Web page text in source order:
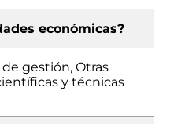
económicas?
gestión, Otras
y técnicas